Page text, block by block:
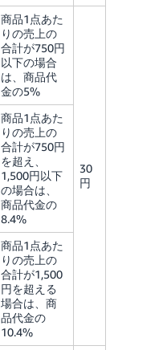
商品1点あた
りの売上の
合計が750円
以下の場合
は、商品代
金の5%
30
円
商品1点あた
りの売上の
合計が750円
を超え、
1,500円以下
の場合は、
商品代金の
8.4%
商品1点あた
りの売上の
合計が1,500
円を超える
場合は、商
品代金の
10.4%